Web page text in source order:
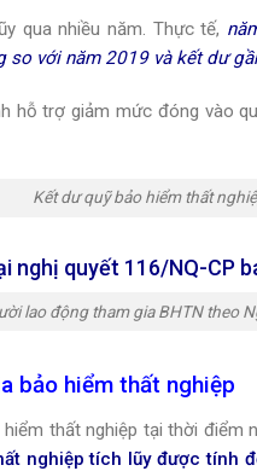
qua nhiều năm. Thực tế,
so với năm 2019 và kết dư
hỗ trợ giảm mức đóng vào
Kết dư quỹ bảo hiểm thất
nghị quyết 116/NQ-CP
lao động tham gia BHTN theo
bảo hiểm thất nghiệp
thất nghiệp tại thời điểm
nghiệp tích lũy được tính